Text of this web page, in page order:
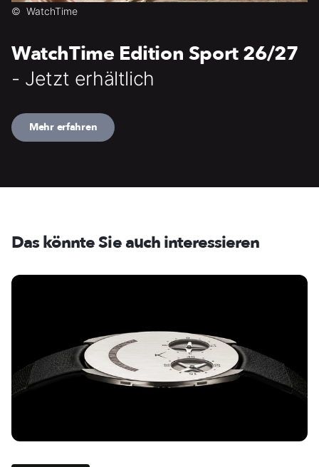
© WatchTime
WatchTime Edition Sport 26/27
- Jetzt erhältlich
Mehr erfahren
Das könnte Sie auch interessieren